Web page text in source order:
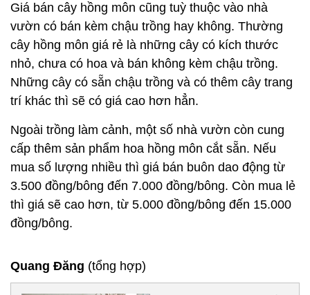
Giá bán cây hồng môn cũng tuỳ thuộc vào nhà
vườn có bán kèm chậu trồng hay không. Thường
cây hồng môn giá rẻ là những cây có kích thước
nhỏ, chưa có hoa và bán không kèm chậu trồng.
Những cây có sẵn chậu trồng và có thêm cây trang
trí khác thì sẽ có giá cao hơn hẳn.
Ngoài trồng làm cảnh, một số nhà vườn còn cung
cấp thêm sản phẩm hoa hồng môn cắt sẵn. Nếu
mua số lượng nhiều thì giá bán buôn dao động từ
3.500 đồng/bông đến 7.000 đồng/bông. Còn mua lẻ
thì giá sẽ cao hơn, từ 5.000 đồng/bông đến 15.000
đồng/bông.
Quang Đăng (tổng hợp)